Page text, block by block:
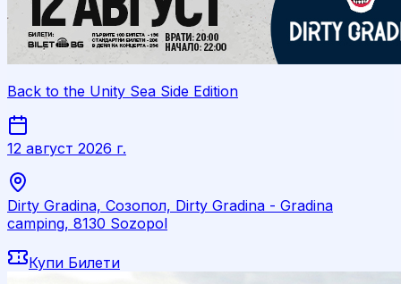
Back to the Unity Sea Side Edition
12 август 2026 г.
Dirty Gradina, Созопол, Dirty Gradina - Gradina
camping, 8130 Sozopol
Купи Билети